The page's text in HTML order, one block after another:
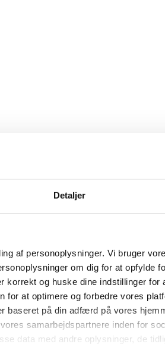
Detaljer
af personoplysninger. Vi bruger
om dig for at opfylde
og huske dine indstillinger for
at optimere og forbedre vores
baseret på din adfærd på vores
samarbejdspartnere inden for
data med andre oplysninger, de